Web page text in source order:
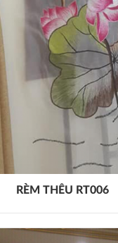
RÈM THÊU RT006